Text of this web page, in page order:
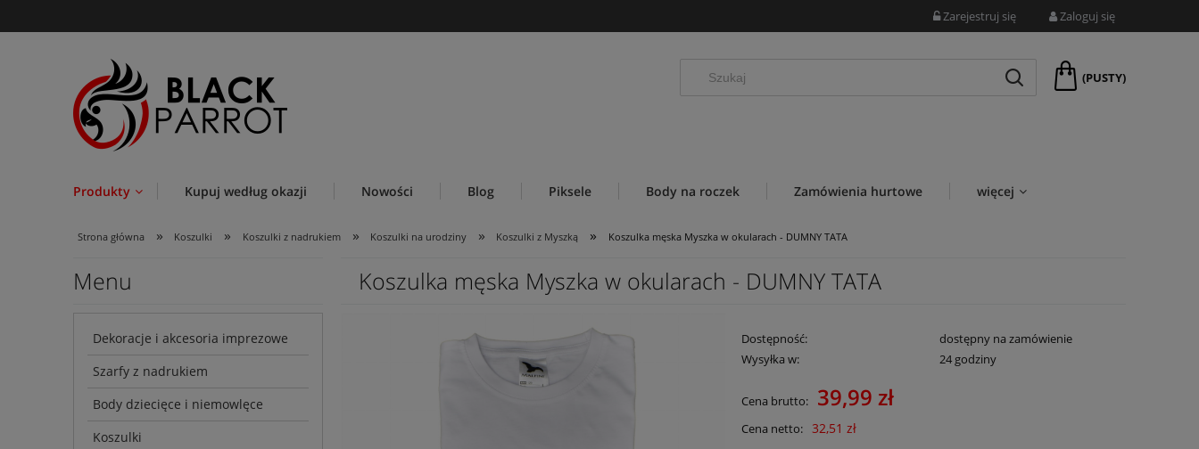
Zarejestruj się Zaloguj się
(PUSTY)
Produkty Kupuj według okazji Nowości Blog Piksele Body na roczek Zamówienia hurtowe więcej
Strona główna » Koszulki » Koszulki z nadrukiem » Koszulki na urodziny » Koszulki z Myszką » Koszulka męska Myszka w okularach - DUMNY TATA
Menu
Dekoracje i akcesoria imprezowe
Szarfy z nadrukiem
Body dziecięce i niemowlęce
Koszulki
Koszulka męska Myszka w okularach - DUMNY TATA
Dostępność:
dostępny na zamówienie
Wysyłka w:
24 godziny
Cena brutto: 39,99 zł
Cena netto: 32,51 zł